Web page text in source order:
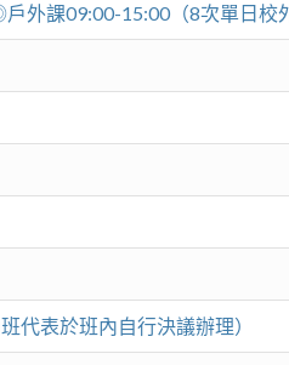
課09:00-15:00（8次單日校
代表於班內自行決議辦理）